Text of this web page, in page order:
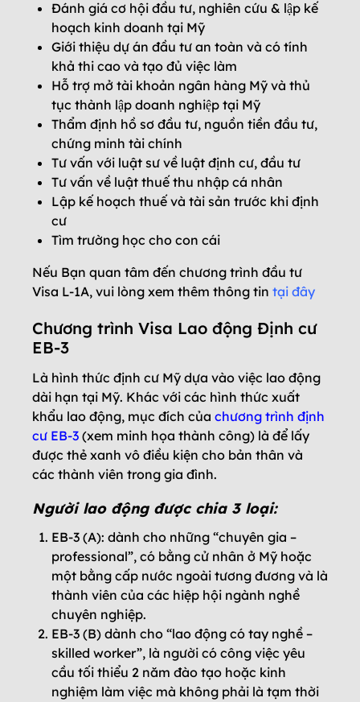
Đánh giá cơ hội đầu tư, nghiên cứu & lập kế
hoạch kinh doanh tại Mỹ
Giới thiệu dự án đầu tư an toàn và có tính
khả thi cao và tạo đủ việc làm
Hỗ trợ mở tài khoản ngân hàng Mỹ và thủ
tục thành lập doanh nghiệp tại Mỹ
Thẩm định hồ sơ đầu tư, nguồn tiền đầu tư,
chứng minh tài chính
Tư vấn với luật sư về luật định cư, đầu tư
Tư vấn về luật thuế thu nhập cá nhân
Lập kế hoạch thuế và tài sản trước khi định
cư
Tìm trường học cho con cái
Nếu Bạn quan tâm đến chương trình đầu tư
Visa L-1A, vui lòng xem thêm thông tin tại đây
Chương trình Visa Lao động Định cư
EB-3
Là hình thức định cư Mỹ dựa vào việc lao động
dài hạn tại Mỹ. Khác với các hình thức xuất
khẩu lao động, mục đích của chương trình định
cư EB-3 (xem minh họa thành công) là để lấy
được thẻ xanh vô điều kiện cho bản thân và
các thành viên trong gia đình.
Người lao động được chia 3 loại:
EB-3 (A): dành cho những “chuyên gia –
professional”, có bằng cử nhân ở Mỹ hoặc
một bằng cấp nước ngoài tương đương và là
thành viên của các hiệp hội ngành nghề
chuyên nghiệp.
EB-3 (B) dành cho “lao động có tay nghề –
skilled worker”, là người có công việc yêu
cầu tối thiểu 2 năm đào tạo hoặc kinh
nghiệm làm việc mà không phải là tạm thời